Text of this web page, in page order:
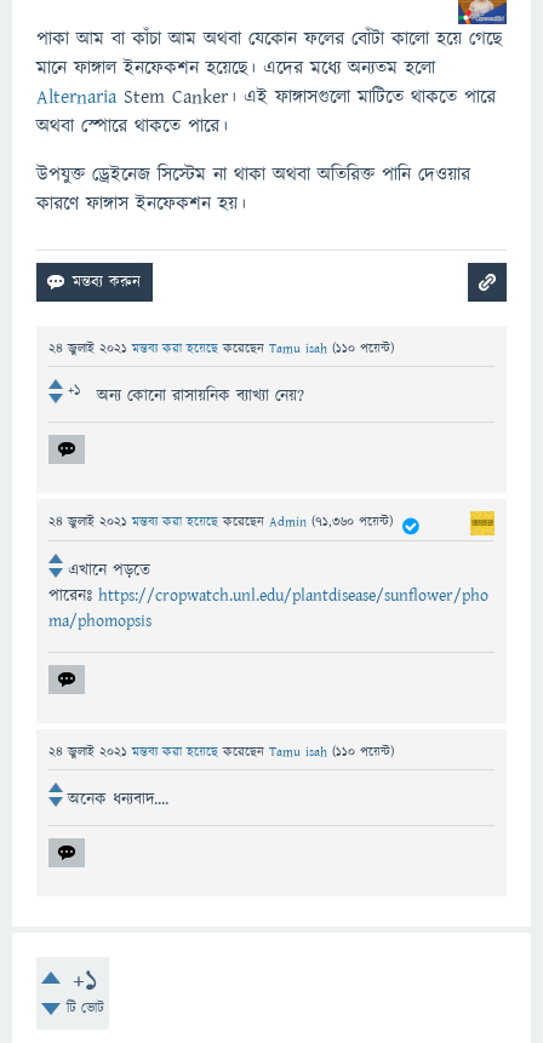
পাকা আম বা কাঁচা আম অথবা যেকোন ফলের বোঁটা কালো হয়ে গেছে
মানে ফাঙ্গাল ইনফেকশন হয়েছে। এদের মধ্যে অন্যতম হলো
Alternaria Stem Canker। এই ফাঙ্গাসগুলো মাটিতে থাকতে পারে
অথবা স্পোরে থাকতে পারে।
উপযুক্ত ড্রেইনেজ সিস্টেম না থাকা অথবা অতিরিক্ত পানি দেওয়ার
কারণে ফাঙ্গাস ইনফেকশন হয়।
24 জুলাই 2021 মন্তব্য করা হয়েছেকরেছেন Tamu isah (110 পয়েন্ট)
+1 অন্য কোনো রাসায়নিক ব্যাখ্যা নেয়?
24 জুলাই 2021 মন্তব্য করা হয়েছেকরেছেন Admin (71,360 পয়েন্ট)
এখানে পড়তে
পারেনঃ https://cropwatch.unl.edu/plantdisease/sunflower/pho
ma/phomopsis
24 জুলাই 2021 মন্তব্য করা হয়েছেকরেছেন Tamu isah (110 পয়েন্ট)
অনেক ধন্যবাদ....
+1
টি ভোট